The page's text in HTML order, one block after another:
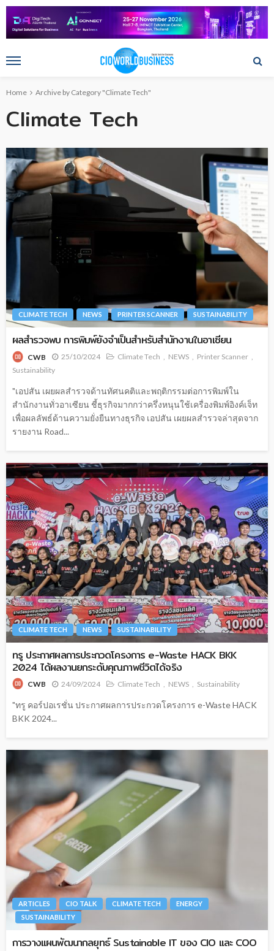
Home Archive by Category "Climate Tech"
Climate Tech
CLIMATE TECH NEWS PRINTER SCANNER SUSTAINABILITY
ผลสำรวจพบ การพิมพ์ยังจำเป็นสำหรับสำนักงานในอาเซียน
CWB 25/10/2024 Climate Tech NEWS
Printer Scanner
Sustainability
"เอปสัน เผยผลสำรวจด้านทัศนคติและพฤติกรรมต่อการพิมพ์ใน
สำนักงานทั่วอาเซียน ชี้ธุรกิจมากกว่าครึ่งหนุนใช้เครื่องพิมพ์อิงค์เจ็ท
เพื่อผลลัพธ์ด้านความยั่งยืนทางธุรกิจ เอปสัน เผยผลสำรวจล่าสุดจาก
รายงาน Road...
CLIMATE TECH NEWS SUSTAINABILITY
ทรู ประกาศผลการประกวดโครงการ e-Waste HACK BKK
2024 ได้ผลงานยกระดับคุณภาพชีวิตได้จริง
CWB 24/09/2024 Climate Tech NEWS Sustainability
"ทรู คอร์ปอเรชั่น ประกาศผลการประกวดโครงการ e-Waste HACK
BKK 2024...
ARTICLES CIO TALK CLIMATE TECH
ENERGY
SUSTAINABILITY
การวางแผนพัฒนากลยุทธ์ Sustainable IT ของ CIO และ COO